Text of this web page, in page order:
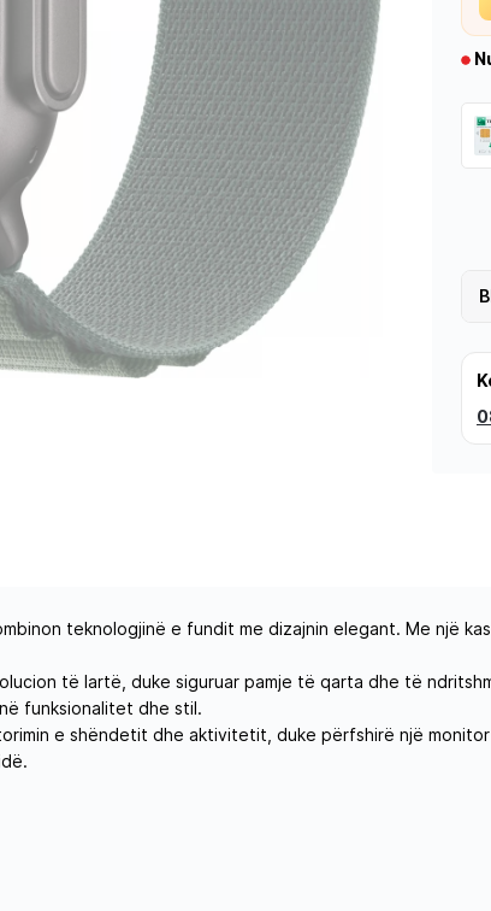
teknologjinë e fundit me dizajnin elegant. Me një
të lartë, duke siguruar pamje të qarta dhe të
funksionalitet dhe stil.
e shëndetit dhe aktivitetit, duke përfshirë një